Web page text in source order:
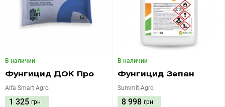
В наличии
Фунгицид ДОК Про
Alfa Smart Agro
1 325 грн
В наличии
Фунгицид Зепан
Summit-Agro
8 998 грн